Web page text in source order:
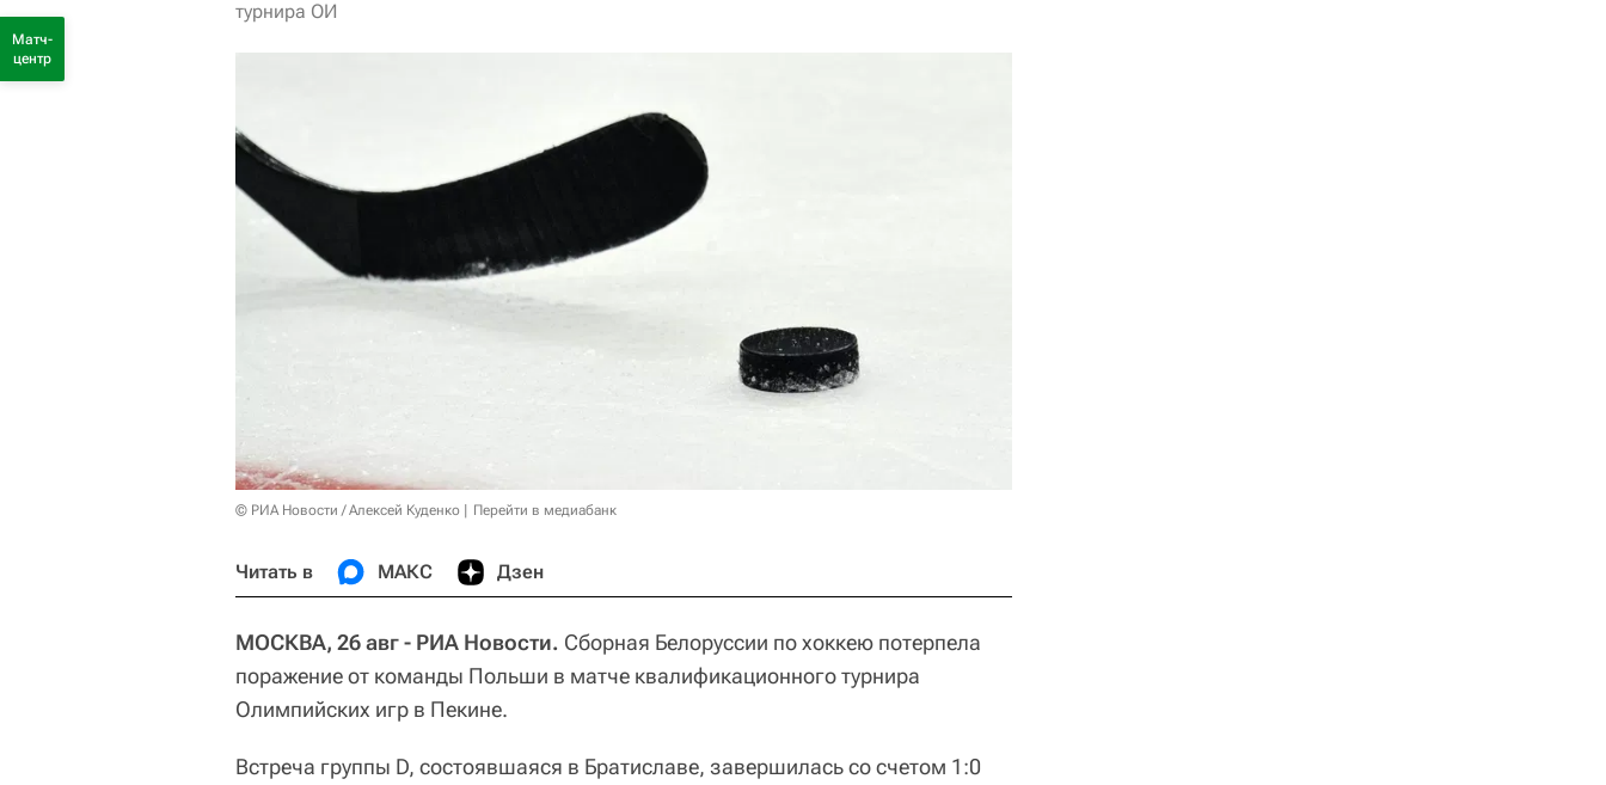
турнира ОИ
© РИА Новости / Алексей Куденко Перейти в медиабанк
Читать в МАКС Дзен
МОСКВА, 26 авг - РИА Новости. Сборная Белоруссии по хоккею потерпела
поражение от команды Польши в матче квалификационного турнира
Олимпийских игр в Пекине.
Встреча группы D, состоявшаяся в Братиславе, завершилась со счетом 1:0
Матч-
центр